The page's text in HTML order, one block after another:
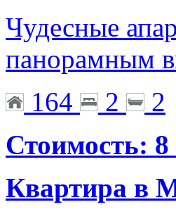
Чудесные
панорамным
164
2
2
Стоимость: 8
Квартира в